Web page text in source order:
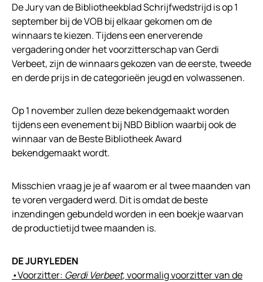
De Jury van de Bibliotheekblad Schrijfwedstrijd is op 1
september bij de VOB bij elkaar gekomen om de
winnaars te kiezen. Tijdens een enerverende
vergadering onder het voorzitterschap van Gerdi
Verbeet, zijn de winnaars gekozen van de eerste, tweede
en derde prijs in de categorieën jeugd en volwassenen.
Op 1 november zullen deze bekendgemaakt worden
tijdens een evenement bij NBD Biblion waarbij ook de
winnaar van de Beste Bibliotheek Award
bekendgemaakt wordt.
Misschien vraag je je af waarom er al twee maanden van
te voren vergaderd werd. Dit is omdat de beste
inzendingen gebundeld worden in een boekje waarvan
de productietijd twee maanden is.
DE JURYLEDEN
•Voorzitter: Gerdi Verbeet, voormalig voorzitter van de